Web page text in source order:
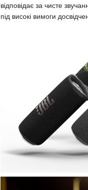
відповідає за чисте
під високі вимоги